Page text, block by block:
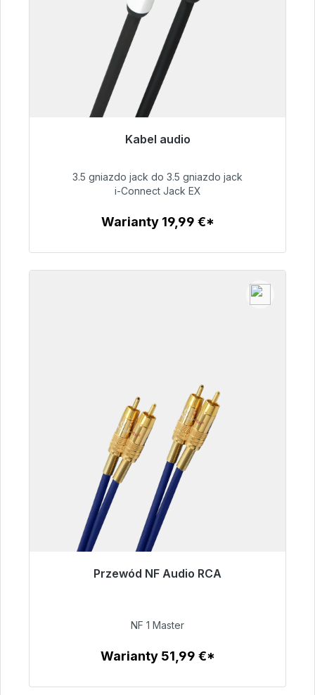
Kabel audio
Gotowy do natychmiastowej wysyłki, czas
51,99 €
3.5 gniazdo jack do 3.5 gniazdo jack
i-Connect Jack EX
Warianty 19,99 €*
Przewód NF Audio RCA
Gotowy do natychmiastowej wysyłki, czas
99,00 €
NF 1 Master
Warianty 51,99 €*